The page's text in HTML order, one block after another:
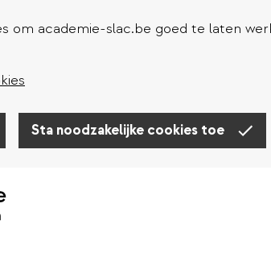
om academie-slac.be goed te laten
Sta noodzakelijke cookies toe